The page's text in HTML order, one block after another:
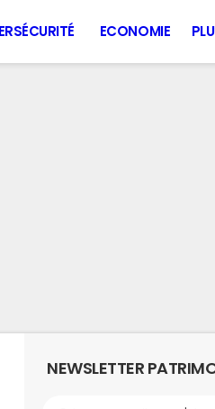
ECONOMIE
NEWSLETTER